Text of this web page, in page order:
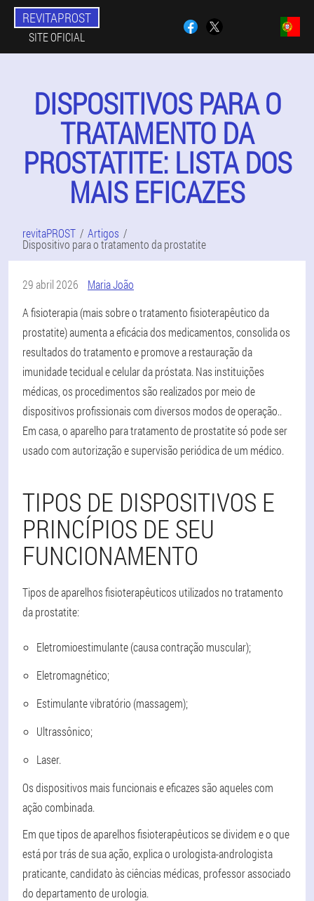
REVITAPROST
SITE OFICIAL
DISPOSITIVOS PARA O
TRATAMENTO DA
PROSTATITE: LISTA DOS
MAIS EFICAZES
revitaPROST Artigos
Dispositivo para o tratamento da prostatite
29 abril 2026
Maria João
A fisioterapia (mais sobre o tratamento fisioterapêutico da
prostatite) aumenta a eficácia dos medicamentos, consolida os
resultados do tratamento e promove a restauração da
imunidade tecidual e celular da próstata. Nas instituições
médicas, os procedimentos são realizados por meio de
dispositivos profissionais com diversos modos de operação..
Em casa, o aparelho para tratamento de prostatite só pode ser
usado com autorização e supervisão periódica de um médico.
TIPOS DE DISPOSITIVOS E
PRINCÍPIOS DE SEU
FUNCIONAMENTO
Tipos de aparelhos fisioterapêuticos utilizados no tratamento
da prostatite:
Eletromioestimulante (causa contração muscular);
Eletromagnético;
Estimulante vibratório (massagem);
Ultrassônico;
Laser.
Os dispositivos mais funcionais e eficazes são aqueles com
ação combinada.
Em que tipos de aparelhos fisioterapêuticos se dividem e o que
está por trás de sua ação, explica o urologista-andrologista
praticante, candidato às ciências médicas, professor associado
do departamento de urologia.